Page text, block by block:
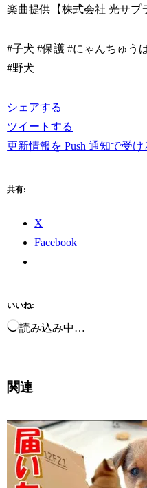
楽曲提供【株式会社 光サプ
#子犬 #保護 #にゃんちゅう
#野犬
シェアする
ツイートする
更新情報を Push 通知で受け
共有:
X
Facebook
いいね:
読み込み中…
関連